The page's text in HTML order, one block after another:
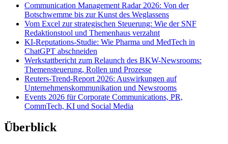
Communication Management Radar 2026: Von der
Botschwemme bis zur Kunst des Weglassens
Vom Excel zur strategischen Steuerung: Wie der SNF
Redaktionstool und Themenhaus verzahnt
KI-Reputations-Studie: Wie Pharma und MedTech in
ChatGPT abschneiden
Werkstattbericht zum Relaunch des BKW-Newsrooms:
Themensteuerung, Rollen und Prozesse
Reuters-Trend-Report 2026: Auswirkungen auf
Unternehmenskommunikation und Newsrooms
Events 2026 für Corporate Communications, PR,
CommTech, KI und Social Media
Überblick